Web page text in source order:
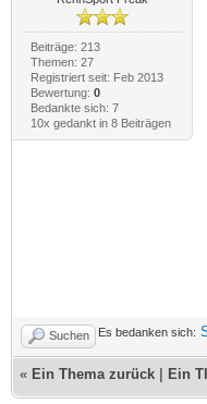
Beiträge: 213
Themen: 27
Registriert seit: Feb 2013
Bewertung: 0
Bedankte sich: 7
10x gedankt in 8 Beiträgen
Suchen Es bedanken sich:
« Ein Thema zurück Ein